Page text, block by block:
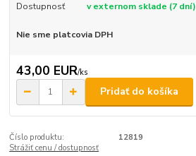
Dostupnosť v externom sklade (7 dní)
Nie sme platcovia DPH
43,00 EUR/ks
Pridať do košíka
Číslo produktu:
12819
Strážiť cenu / dostupnosť